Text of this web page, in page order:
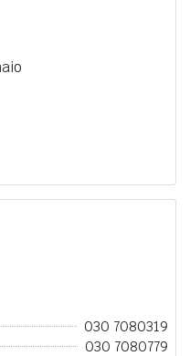
030 7080319
030 7080779